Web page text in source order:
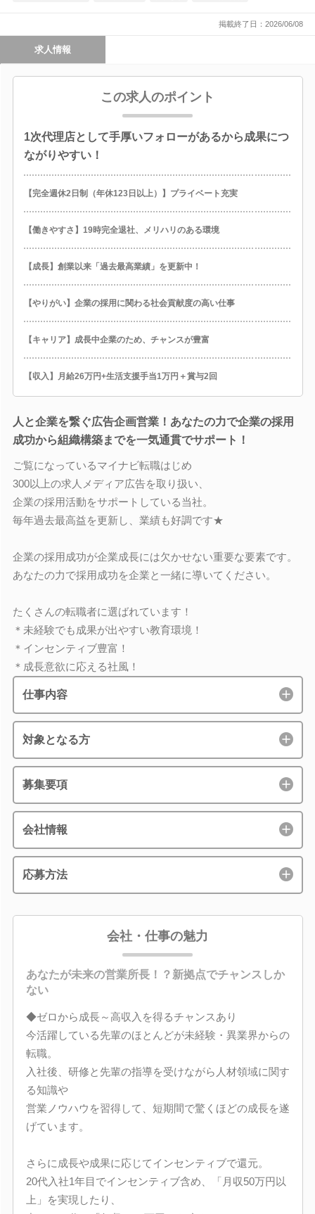
掲載終了日：2026/06/08
求人情報
この求人のポイント
1次代理店として手厚いフォローがあるから成果につ
ながりやすい！
【完全週休2日制（年休123日以上）】プライベート充実
【働きやすさ】19時完全退社、メリハリのある環境
【成長】創業以来「過去最高業績」を更新中！
【やりがい】企業の採用に関わる社会貢献度の高い仕事
【キャリア】成長中企業のため、チャンスが豊富
【収入】月給26万円+生活支援手当1万円＋賞与2回
人と企業を繋ぐ広告企画営業！あなたの力で企業の採用
成功から組織構築までを一気通貫でサポート！
ご覧になっているマイナビ転職はじめ
300以上の求人メディア広告を取り扱い、
企業の採用活動をサポートしている当社。
毎年過去最高益を更新し、業績も好調です★
企業の採用成功が企業成長には欠かせない重要な要素です。
あなたの力で採用成功を企業と一緒に導いてください。
たくさんの転職者に選ばれています！
＊未経験でも成果が出やすい教育環境！
＊インセンティブ豊富！
＊成長意欲に応える社風！
仕事内容
対象となる方
募集要項
会社情報
応募方法
会社・仕事の魅力
あなたが未来の営業所長！？新拠点でチャンスしか
ない
◆ゼロから成長～高収入を得るチャンスあり
今活躍している先輩のほとんどが未経験・異業界からの
転職。
入社後、研修と先輩の指導を受けながら人材領域に関す
る知識や
営業ノウハウを習得して、短期間で驚くほどの成長を遂
げています。
さらに成長や成果に応じてインセンティブで還元。
20代入社1年目でインセンティブ含め、「月収50万円以
上」を実現したり、